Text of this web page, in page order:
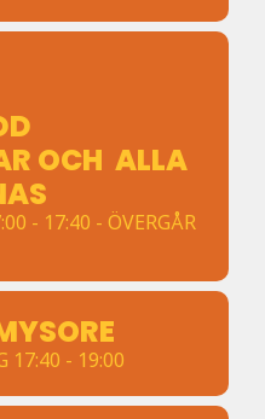
OCH ALLA
- 17:40 - ÖVERGÅR
17:40 - 19:00